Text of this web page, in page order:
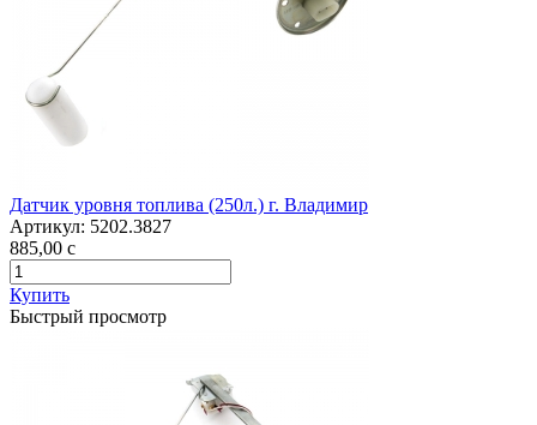
Датчик уровня топлива (250л.) г. Владимир
Артикул: 5202.3827
885,00 c
Купить
Быстрый просмотр